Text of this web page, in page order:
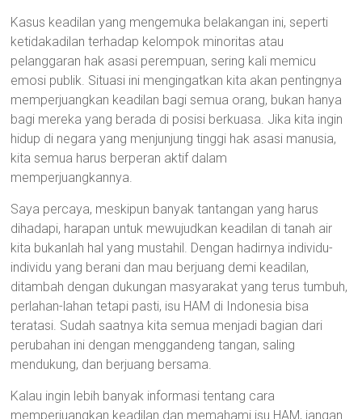
Kasus keadilan yang mengemuka belakangan ini, seperti
ketidakadilan terhadap kelompok minoritas atau
pelanggaran hak asasi perempuan, sering kali memicu
emosi publik. Situasi ini mengingatkan kita akan pentingnya
memperjuangkan keadilan bagi semua orang, bukan hanya
bagi mereka yang berada di posisi berkuasa. Jika kita ingin
hidup di negara yang menjunjung tinggi hak asasi manusia,
kita semua harus berperan aktif dalam
memperjuangkannya.
Saya percaya, meskipun banyak tantangan yang harus
dihadapi, harapan untuk mewujudkan keadilan di tanah air
kita bukanlah hal yang mustahil. Dengan hadirnya individu-
individu yang berani dan mau berjuang demi keadilan,
ditambah dengan dukungan masyarakat yang terus tumbuh,
perlahan-lahan tetapi pasti, isu HAM di Indonesia bisa
teratasi. Sudah saatnya kita semua menjadi bagian dari
perubahan ini dengan menggandeng tangan, saling
mendukung, dan berjuang bersama.
Kalau ingin lebih banyak informasi tentang cara
memperjuangkan keadilan dan memahami isu HAM, jangan